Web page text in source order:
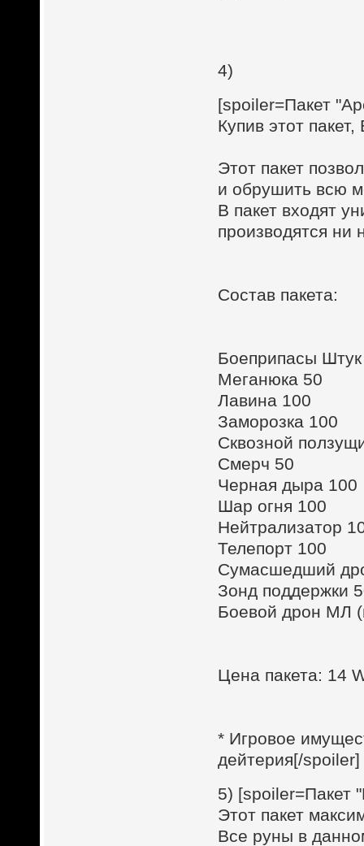
4)
[spoiler=Пакет
Купив этот
Этот пакет
и обрушить всю
В пакет входят
производятся ни
Состав пакета:
Боеприпасы Штук
Меганюка 50
Лавина 100
Заморозка 100
Сквозной
Смерч 50
Черная дыра 100
Шар огня 100
Нейтрализатор
Телепорт 100
Сумасшедший
Зонд поддержки
Боевой дрон МЛ
Цена пакета: 14
* Игровое
дейтерия[/spoiler]
5) [spoiler=Пакет
Этот пакет
Все руны в